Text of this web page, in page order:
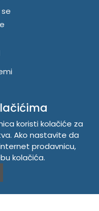
koristi kolačiće za
Ako nastavite da
prodavnicu,
kolačića.